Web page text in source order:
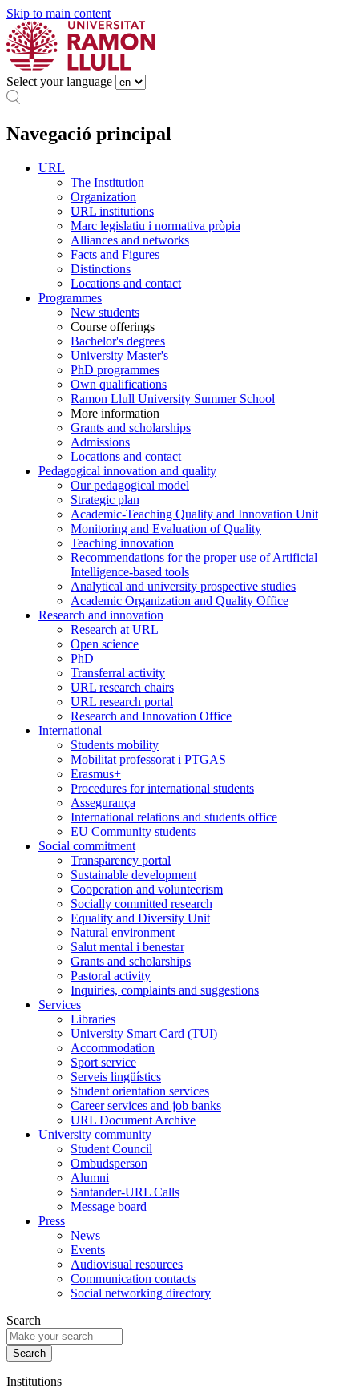
Skip to main content
Select your language
Navegació principal
URL
The Institution
Organization
URL institutions
Marc legislatiu i normativa pròpia
Alliances and networks
Facts and Figures
Distinctions
Locations and contact
Programmes
New students
Course offerings
Bachelor's degrees
University Master's
PhD programmes
Own qualifications
Ramon Llull University Summer School
More information
Grants and scholarships
Admissions
Locations and contact
Pedagogical innovation and quality
Our pedagogical model
Strategic plan
Academic-Teaching Quality and Innovation Unit
Monitoring and Evaluation of Quality
Teaching innovation
Recommendations for the proper use of Artificial
Intelligence-based tools
Analytical and university prospective studies
Academic Organization and Quality Office
Research and innovation
Research at URL
Open science
PhD
Transferral activity
URL research chairs
URL research portal
Research and Innovation Office
International
Students mobility
Mobilitat professorat i PTGAS
Erasmus+
Procedures for international students
Assegurança
International relations and students office
EU Community students
Social commitment
Transparency portal
Sustainable development
Cooperation and volunteerism
Socially committed research
Equality and Diversity Unit
Natural environment
Salut mental i benestar
Grants and scholarships
Pastoral activity
Inquiries, complaints and suggestions
Services
Libraries
University Smart Card (TUI)
Accommodation
Sport service
Serveis lingüístics
Student orientation services
Career services and job banks
URL Document Archive
University community
Student Council
Ombudsperson
Alumni
Santander-URL Calls
Message board
Press
News
Events
Audiovisual resources
Communication contacts
Social networking directory
Search
Institutions